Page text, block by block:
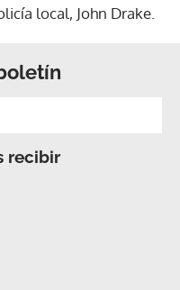
local, John Drake.
recibir